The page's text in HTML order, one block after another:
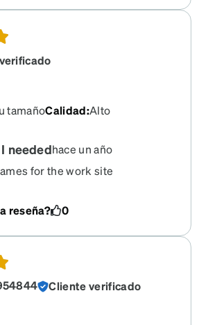
tamañoCalidad:Alto
neededhace un año
for the work site
reseña? 0
Cliente verificado